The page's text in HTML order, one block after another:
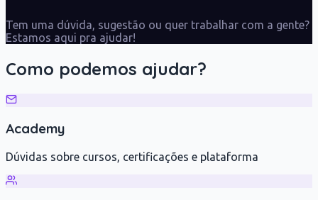
Tem uma dúvida, sugestão ou quer trabalhar com a gente?
Estamos aqui pra ajudar!
Como podemos ajudar?
Academy
Dúvidas sobre cursos, certificações e plataforma